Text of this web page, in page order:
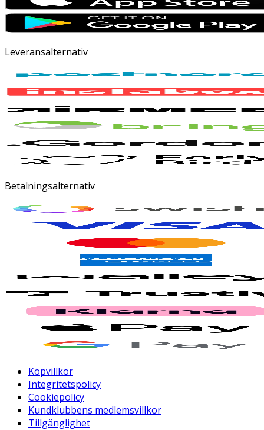
Leveransalternativ
Betalningsalternativ
Köpvillkor
Integritetspolicy
Cookiepolicy
Kundklubbens medlemsvillkor
Tillgänglighet